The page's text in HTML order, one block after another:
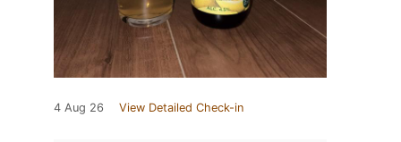
4 Aug 26 View Detailed Check-in